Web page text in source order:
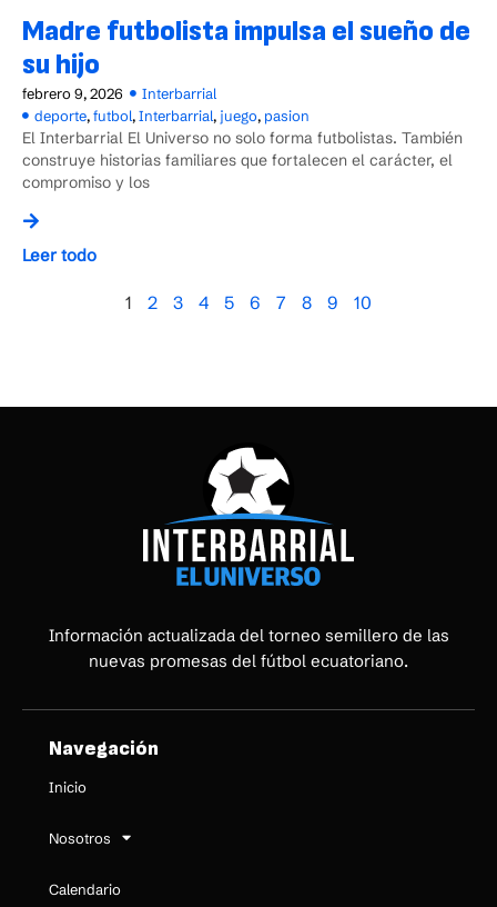
Madre futbolista impulsa el sueño de
su hijo
febrero 9, 2026
Interbarrial
deporte,futbol,Interbarrial, juego, pasion
El Interbarrial El Universo no solo forma futbolistas. También
construye historias familiares que fortalecen el carácter, el
compromiso y los
Leer todo
1 2 3 4 5 6 7 8 9 10
Información actualizada del torneo semillero de las
nuevas promesas del fútbol ecuatoriano.
Navegación
Inicio
Nosotros
Calendario